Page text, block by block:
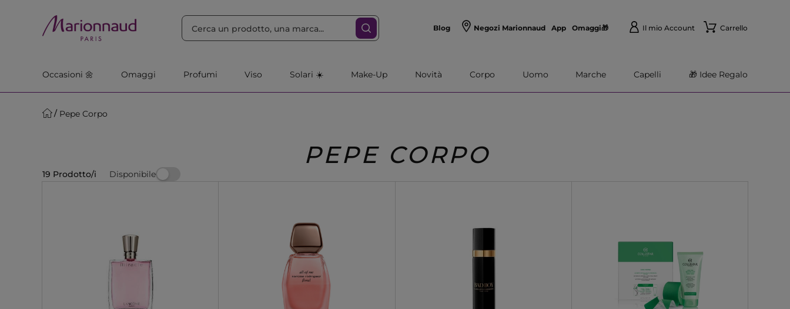
Blog Negozi Marionnaud App Omaggi🎁 Il mio Account Carrello
Occasioni 🌼 Omaggi Profumi Viso Solari ☀️ Make-Up Novità Corpo Uomo Marche Capelli 🎁 Idee Regalo
Pepe Corpo
PEPE CORPO
19 Prodotto/i Disponibile